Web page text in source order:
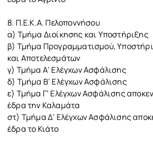
8. Π.Ε.Κ.Α. Πελοποννήσου
α) Τμήμα Διοίκησης και Υποστήριξης
β) Τμήμα Προγραμματισμού,
και Αποτελεσμάτων
γ) Τμήμα Α’ Ελέγχων Ασφάλισης
δ) Τμήμα Β’ Ελέγχων Ασφάλισης
ε) Τμήμα Γ’ Ελέγχων Ασφάλισης
έδρα την Καλαμάτα
στ) Τμήμα Δ’ Ελέγχων Ασφάλισης
έδρα το Κιάτο